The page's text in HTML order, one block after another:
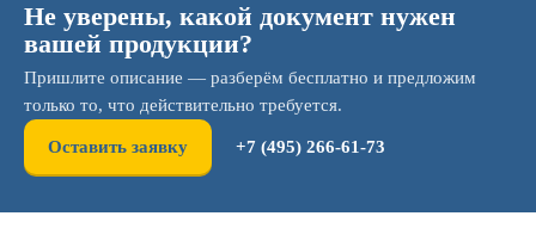
Не уверены, какой документ нужен
вашей продукции?
Пришлите описание — разберём бесплатно и предложим
только то, что действительно требуется.
Оставить заявку +7 (495) 266-61-73